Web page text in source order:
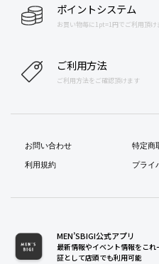
ポイントシステム
お買い物毎に1pt=1円でご利用頂け
ご利用方法
ご利用方法をご確認頂けます
お問い合わせ
利用規約
特定商
プライ
MEN’SBIGI公式アプリ
最新情報やイベント情報をこれ
証として店頭でも利用可能